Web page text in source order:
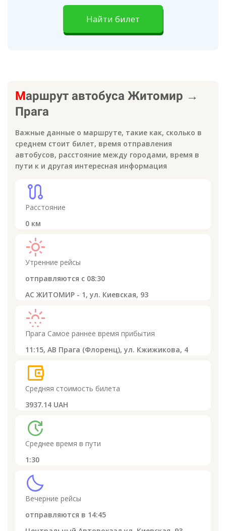
Найти билет
Маршрут автобуса Житомир →
Прага
Важные данные о маршруте, такие как, сколько в
среднем стоит билет, время отправления
автобусов, расстояние между городами, время в
пути к и другая интересная информация
route
Расстояние
0 км
light_mode
Утренние рейсы
отправляются с 08:30
АС ЖИТОМИР - 1, ул. Киевская, 93
sunny_snowing
Прага Самое раннее время прибытия
11:15, АВ Прага (Флоренц), ул. Кжижикова, 4
account_balance_wallet
Средняя стоимость билета
3937.14 UAH
update
Среднее время в пути
1:30
clear_night
Вечерние рейсы
отправляются в 14:45